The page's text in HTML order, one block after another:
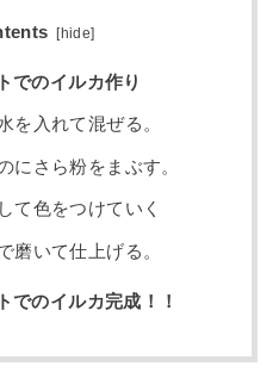
[hide]
でのイルカ作り
入れて混ぜる。
さら粉をまぶす。
て色をつけていく
いて仕上げる。
でのイルカ完成！！